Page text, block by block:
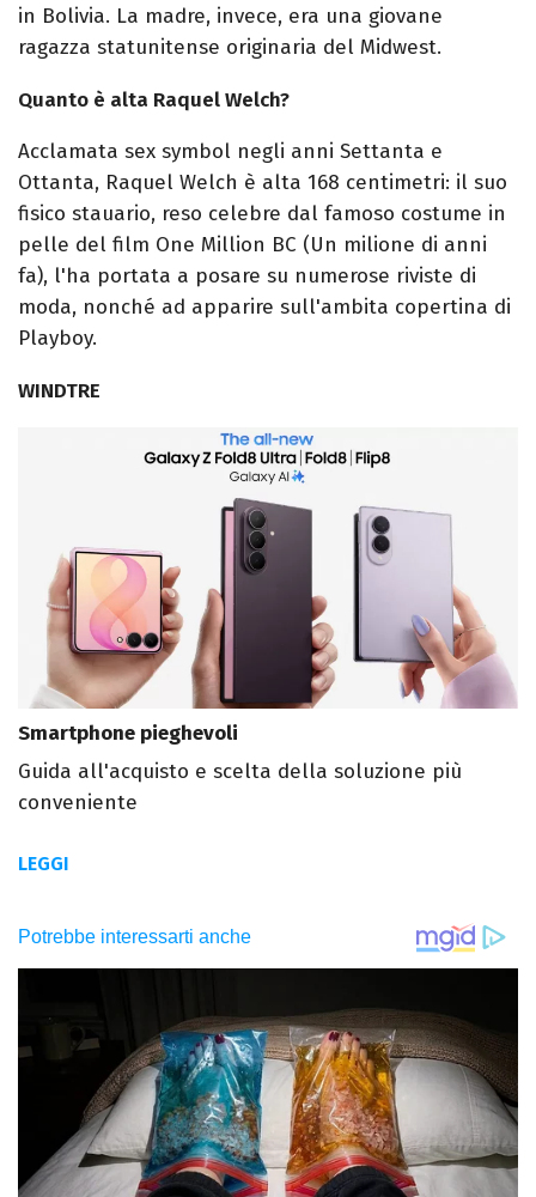
in Bolivia. La madre, invece, era una giovane
ragazza statunitense originaria del Midwest.
Quanto è alta Raquel Welch?
Acclamata sex symbol negli anni Settanta e
Ottanta, Raquel Welch è alta 168 centimetri: il suo
fisico stauario, reso celebre dal famoso costume in
pelle del film One Million BC (Un milione di anni
fa), l'ha portata a posare su numerose riviste di
moda, nonché ad apparire sull'ambita copertina di
Playboy.
WINDTRE
Smartphone pieghevoli
Guida all'acquisto e scelta della soluzione più
conveniente
LEGGI